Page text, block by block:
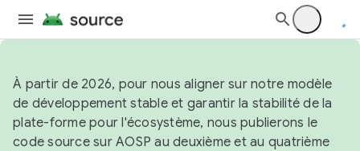
À partir de 2026, pour nous aligner sur notre modèle
de développement stable et garantir la stabilité de la
plate-forme pour l'écosystème, nous publierons le
code source sur AOSP au deuxième et au quatrième